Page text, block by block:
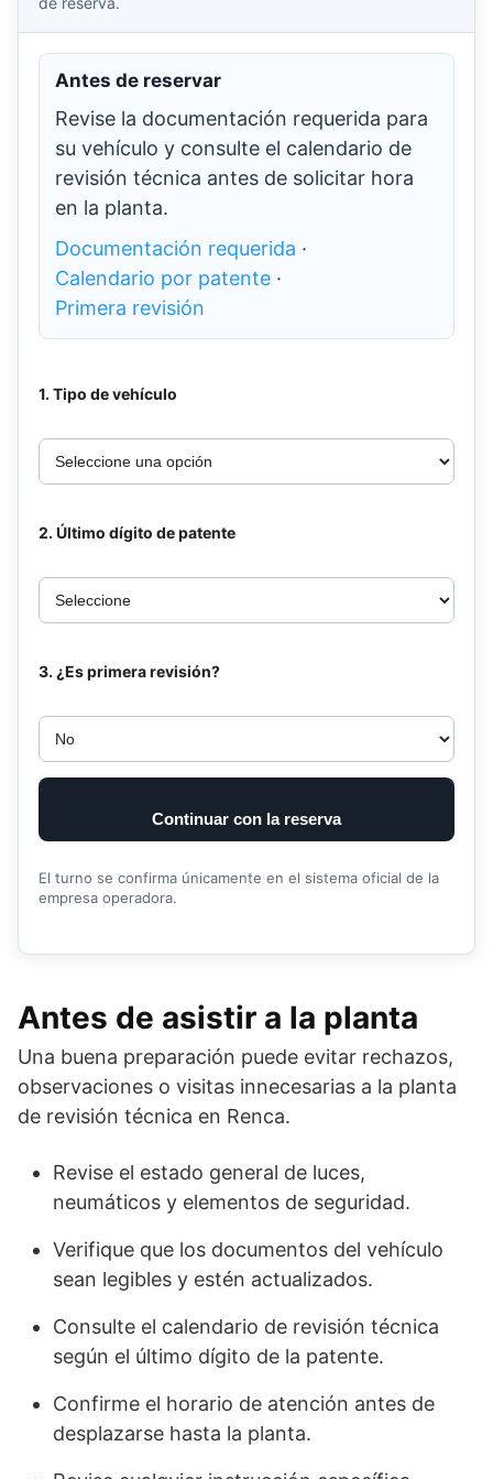
Antes de reservar
Revise la documentación requerida para
su vehículo y consulte el calendario de
revisión técnica antes de solicitar hora
en la planta.
Documentación requerida ·
Calendario por patente ·
Primera revisión
1. Tipo de vehículo
2. Último dígito de patente
3. ¿Es primera revisión?
Continuar con la reserva
El turno se confirma únicamente en el sistema oficial de la
empresa operadora.
Antes de asistir a la planta
Una buena preparación puede evitar rechazos,
observaciones o visitas innecesarias a la planta
de revisión técnica en Renca.
Revise el estado general de luces,
neumáticos y elementos de seguridad.
Verifique que los documentos del vehículo
sean legibles y estén actualizados.
Consulte el calendario de revisión técnica
según el último dígito de la patente.
Confirme el horario de atención antes de
desplazarse hasta la planta.